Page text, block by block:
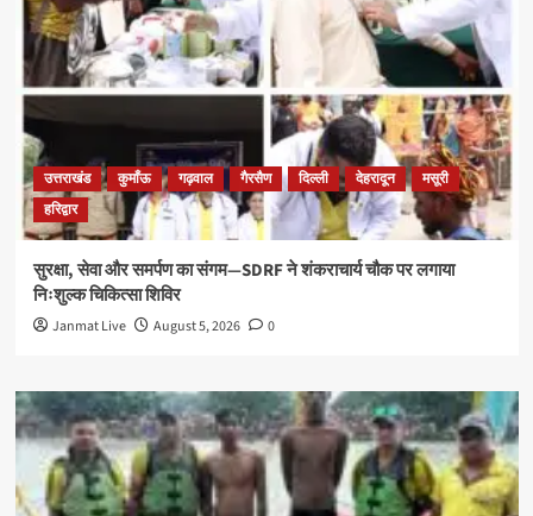
उत्तराखंड कुमाँऊ गढ़वाल गैरसैण दिल्ली देहरादून
मसूरी
हरिद्वार
सुरक्षा, सेवा और समर्पण का संगम—SDRF ने शंकराचार्य चौक पर लगाया
निःशुल्क चिकित्सा शिविर
Janmat Live August 5, 2026 0